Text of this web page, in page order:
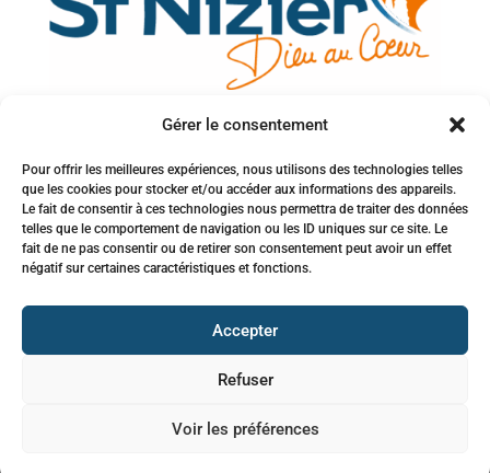
Gérer le consentement
Pour offrir les meilleures expériences, nous utilisons des technologies telles
que les cookies pour stocker et/ou accéder aux informations des appareils.
Le fait de consentir à ces technologies nous permettra de traiter des données
telles que le comportement de navigation ou les ID uniques sur ce site. Le
fait de ne pas consentir ou de retirer son consentement peut avoir un effet
négatif sur certaines caractéristiques et fonctions.
Accepter
Refuser
Voir les préférences
Votre adresse e-mail
Inscription à la newsletter